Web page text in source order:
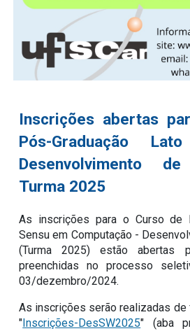
Inscrições abertas
Pós-Graduação
Desenvolvimento
Turma 2025
As inscrições para o Curso de
Sensu em Computação -
(Turma 2025) estão abertas
preenchidas no processo
03/dezembro/2024.
As inscrições serão realizadas de
" Inscrições-DesSW2025" (aba